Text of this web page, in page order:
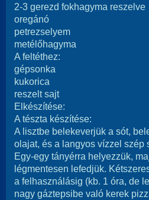
2-3 gerezd fokhagyma reszelve
oregánó
petrezselyem
metélőhagyma
A feltéthez:
gépsonka
kukorica
reszelt sajt
Elkészítése:
A tészta készítése:
A lisztbe belekeverjük a sót,
olajat, és a langyos vízzel szép
Egy-egy tányérra helyezzük,
légmentesen lefedjük.
a felhasználásig (kb. 1 óra, de
nagy gáztepsibe való kerek